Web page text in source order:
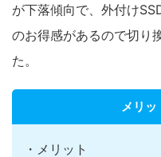
が下落傾向で、外付け
のお得感があるので切り
た。
メリッ
・メリット